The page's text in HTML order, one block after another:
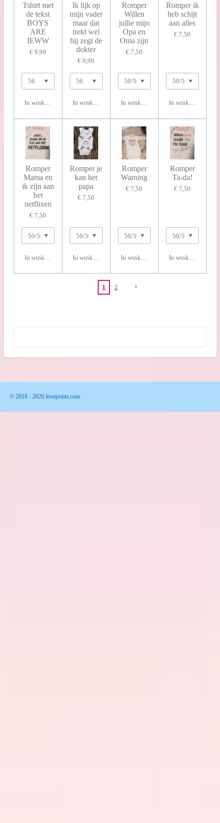
Tshirt met
de tekst
BOYS
ARE
IEWW
€ 9,99
In winkelwagen
Ik lijk op
mijn vader
maar dat
trekt wel
bij zegt de
dokter
€ 9,99
In winkelwagen
Romper
Willen
jullie mijn
Opa en
Oma zijn
€ 7,50
In winkelwagen
Romper ik
heb schijt
aan alles
€ 7,50
In winkelwagen
Romper
Mama en
ik zijn aan
het
netflixen
€ 7,50
In winkelwagen
Romper je
kan het
papa
€ 7,50
In winkelwagen
Romper
Warning
€ 7,50
In winkelwagen
Romper
Ta-da!
€ 7,50
In winkelwagen
1 2
© 2018 - 2026 loveprintz.com